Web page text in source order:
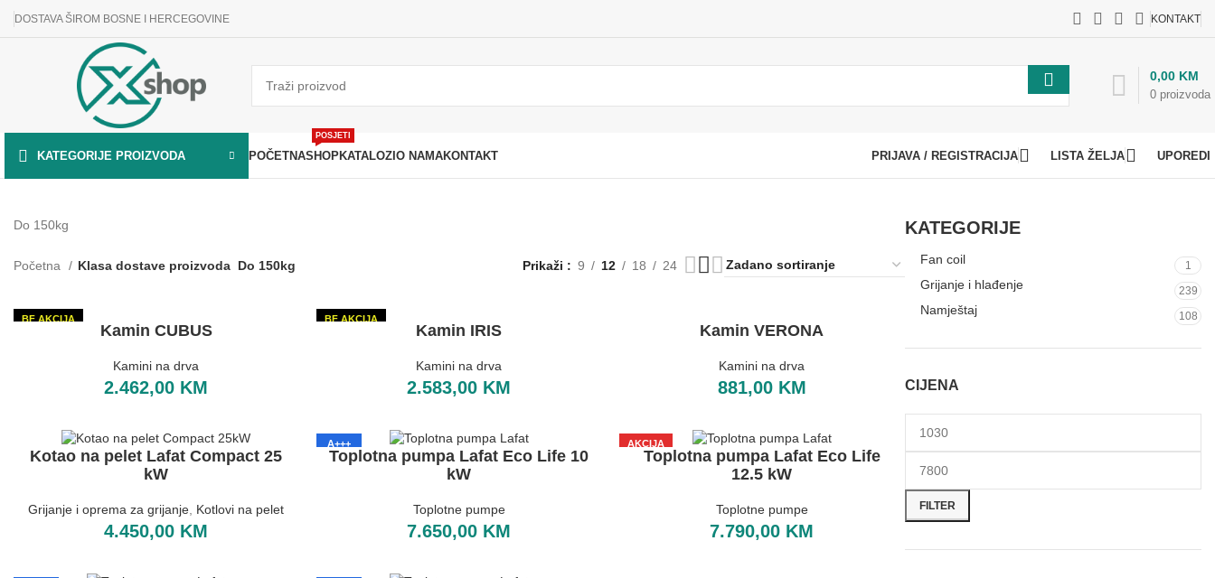
DOSTAVA ŠIROM BOSNE I HERCEGOVINE KONTAKT
0 proizvoda
0,00 KM
KATEGORIJE PROIZVODA POČETNASHOP
POSJETI
KATALOZIO NAMAKONTAKT PRIJAVA / REGISTRACIJA LISTA ŽELJA UPOREDI
KATEGORIJE
Fan coil 1
Grijanje i hlađenje 239
Namještaj 108
CIJENA
FILTER
Do 150kg
Početna Klasa dostave proizvoda Do 150kg Prikaži 9 12 18 24
BF AKCIJA
Kamin CUBUS
Kamini na drva
2.462,00 KM
BF AKCIJA
Kamin IRIS
Kamini na drva
2.583,00 KM
Kamin VERONA
Kamini na drva
881,00 KM
Kotao na pelet Lafat Compact 25
kW
Grijanje i oprema za grijanje Kotlovi na pelet
4.450,00 KM
A+++
Toplotna pumpa Lafat Eco Life 10
kW
Toplotne pumpe
7.650,00 KM
AKCIJA
A+++Toplotna pumpa Lafat Eco Life
12.5 kW
Toplotne pumpe
7.790,00 KM